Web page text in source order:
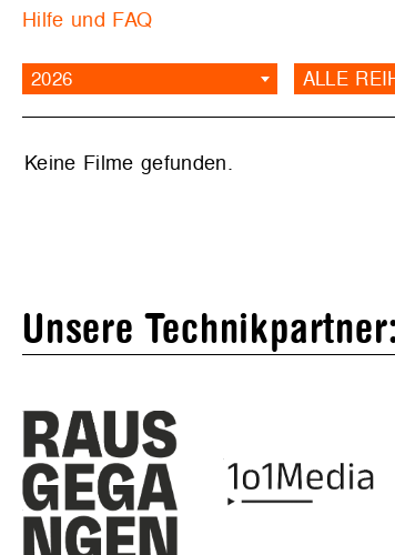
Hilfe und FAQ
2026 ALLE
Keine Filme gefunden.
Unsere